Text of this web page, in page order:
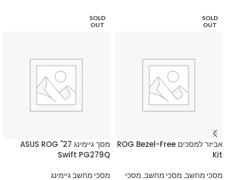
SOLD
OUT
אביזר למסכים ROG Bezel-Free
Kit
מסכי מחשב, מסכי מחשב, מסכי
SOLD
OUT
מסך גיימינג 27" ASUS ROG
Swift PG279Q
מסכי מחשב גיימינג